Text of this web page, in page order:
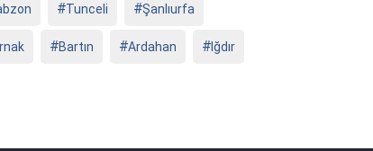
Tunceli Şanlıurfa
Bartın Ardahan Iğdır